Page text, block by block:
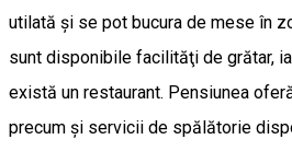
utilată şi se pot bucura de mese în
sunt disponibile facilităţi de grătar,
există un restaurant. Pensiunea
precum şi servicii de spălătorie